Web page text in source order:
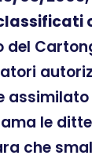
del
le
che